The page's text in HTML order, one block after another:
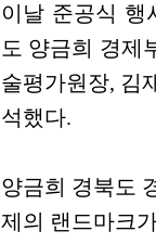
이날 준공식 행
도 양금희 경제
술평가원장, 김
석했다.
양금희 경북도
제의 랜드마크